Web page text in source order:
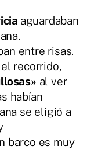
aguardaban
entre risas.
recorrido,
al ver
habían
se eligió a
barco es muy